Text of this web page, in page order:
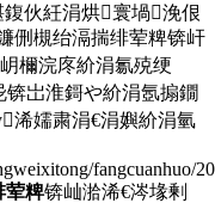
伙紝涓烘寰堝浼佷
侀槻绐滆揣绯荤粺锛屽
檷浣庝紒涓氱殑绠
锛岀淮鎶や紒涓氬搧鐗
浠嬬粛涓€涓嬩紒涓氫
fangcuanhuo/
荤粺锛屾湁浠€涔堟剰